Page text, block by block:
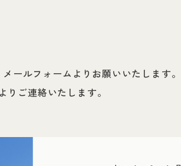
ールフォームよりお願いいたします。
りご連絡いたします。